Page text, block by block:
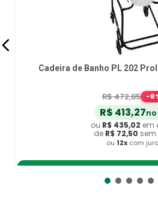
Cadeira de Banho PL 202
R$472,85 -8
R$ 413,27no
ou R$ 435,02 em
de R$ 72,50 sem
ou 12x com